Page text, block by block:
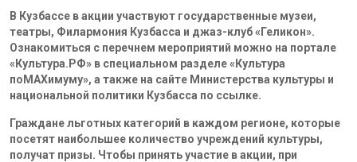
В Кузбассе в акции участвуют государственные музеи,
театры, Филармония Кузбасса и джаз-клуб «Геликон».
Ознакомиться с перечнем мероприятий можно на портале
«Культура.РФ» в специальном разделе «Культура
поMAХимуму», а также на сайте Министерства культуры и
национальной политики Кузбасса по ссылке.
Граждане льготных категорий в каждом регионе, которые
посетят наибольшее количество учреждений культуры,
получат призы. Чтобы принять участие в акции, при